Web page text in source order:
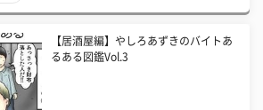
【居酒屋編】やしろあずきのバイトあ
るある図鑑Vol.3